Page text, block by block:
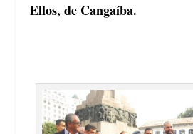
Ellos, de Cangaíba.